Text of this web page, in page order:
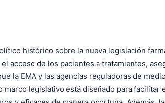
histórico sobre la nueva legislación
acceso de los pacientes a tratamientos,
la EMA y las agencias reguladoras de
legislativo está diseñado para